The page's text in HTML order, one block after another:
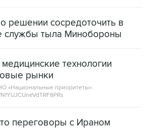
решении сосредоточить в
службы тыла Минобороны
технологии
рынки
«Национальные приоритеты».
переговоры с Ираном